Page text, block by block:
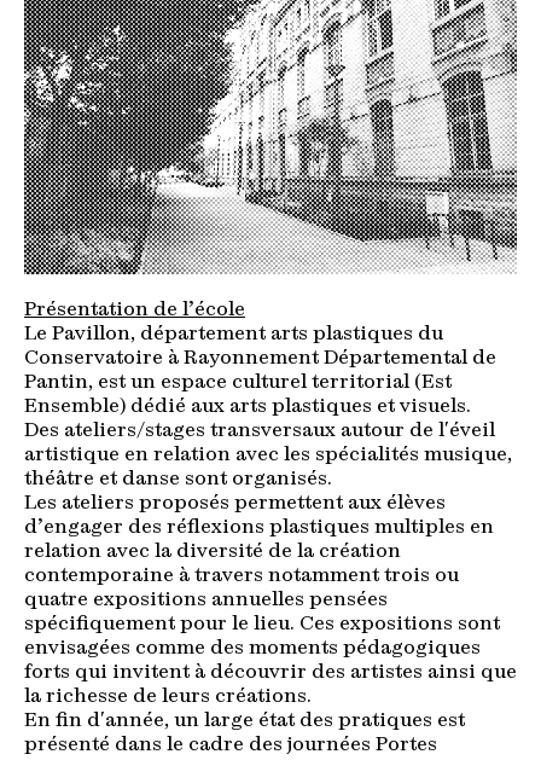
Présentation de l’école
Le Pavillon, département arts plastiques du
Conservatoire à Rayonnement Départemental de
Pantin, est un espace culturel territorial (Est
Ensemble) dédié aux arts plastiques et visuels.
Des ateliers/stages transversaux autour de l'éveil
artistique en relation avec les spécialités musique,
théâtre et danse sont organisés.
Les ateliers proposés permettent aux élèves
d’engager des réflexions plastiques multiples en
relation avec la diversité de la création
contemporaine à travers notamment trois ou
quatre expositions annuelles pensées
spécifiquement pour le lieu. Ces expositions sont
envisagées comme des moments pédagogiques
forts qui invitent à découvrir des artistes ainsi que
la richesse de leurs créations.
En fin d'année, un large état des pratiques est
présenté dans le cadre des journées Portes